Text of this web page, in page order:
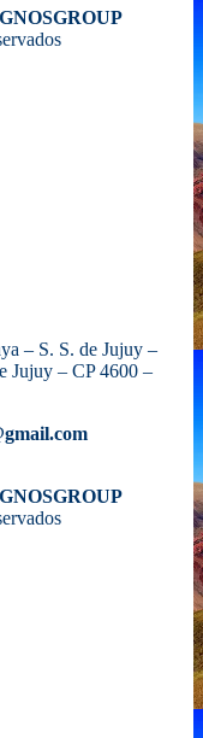
– S. S. de Jujuy –
Jujuy – CP 4600 –